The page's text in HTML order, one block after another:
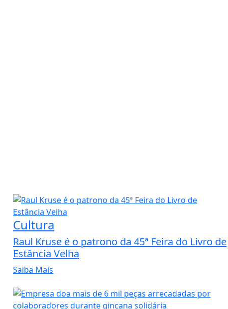
Cultura
Raul Kruse é o patrono da 45ª Feira do Livro de
Estância Velha
Saiba Mais